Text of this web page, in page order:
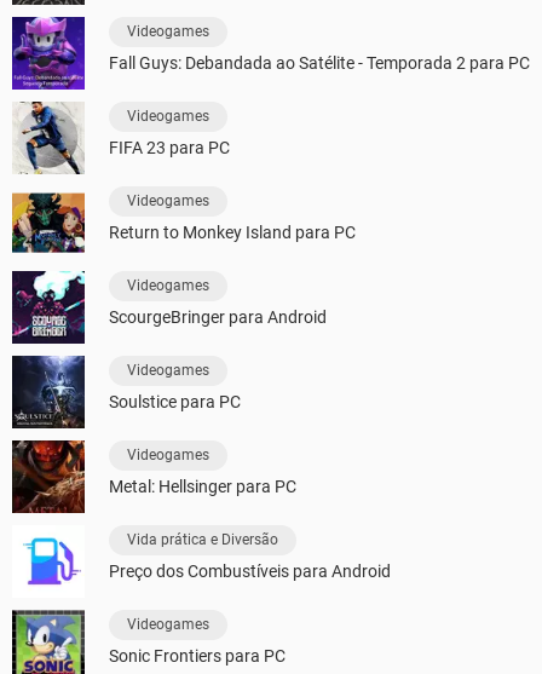
Videogames
Fall Guys: Debandada ao Satélite - Temporada 2 para PC
Videogames
FIFA 23 para PC
Videogames
Return to Monkey Island para PC
Videogames
ScourgeBringer para Android
Videogames
Soulstice para PC
Videogames
Metal: Hellsinger para PC
Vida prática e Diversão
Preço dos Combustíveis para Android
Videogames
Sonic Frontiers para PC